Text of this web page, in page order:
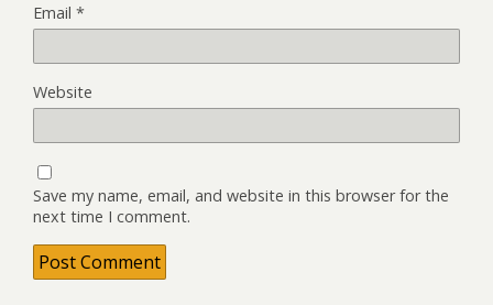
Email *
Website
Save my name, email, and website in this browser for the
next time I comment.